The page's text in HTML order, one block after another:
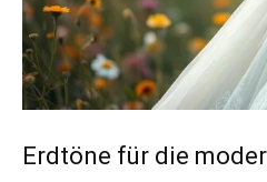
Erdtöne für die